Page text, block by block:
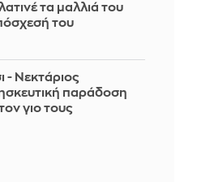
τα μαλλιά του
του
- Νεκτάριος
παράδοση
γιο τους